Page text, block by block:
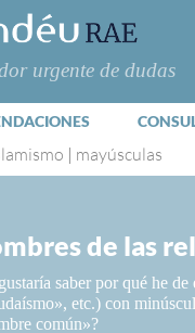
| mayúsculas
de las
saber por qué he
etc.) con
común»?